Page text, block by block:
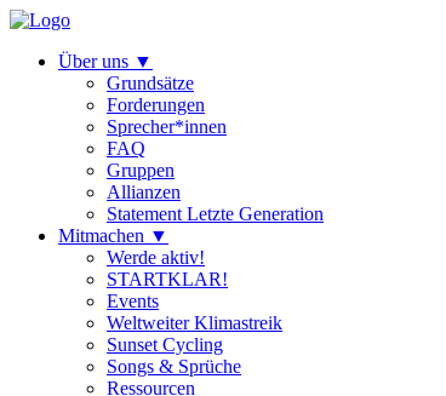
Über uns ▼
Grundsätze
Forderungen
Sprecher*innen
FAQ
Gruppen
Allianzen
Statement Letzte Generation
Mitmachen ▼
Werde aktiv!
STARTKLAR!
Events
Weltweiter Klimastreik
Sunset Cycling
Songs & Sprüche
Ressourcen